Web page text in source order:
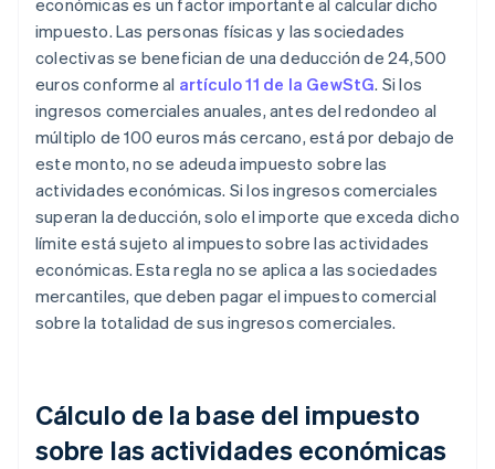
económicas es un factor importante al calcular dicho
impuesto. Las personas físicas y las sociedades
colectivas se benefician de una deducción de 24,500
euros conforme al artículo 11 de la GewStG. Si los
ingresos comerciales anuales, antes del redondeo al
múltiplo de 100 euros más cercano, está por debajo de
este monto, no se adeuda impuesto sobre las
actividades económicas. Si los ingresos comerciales
superan la deducción, solo el importe que exceda dicho
límite está sujeto al impuesto sobre las actividades
económicas. Esta regla no se aplica a las sociedades
mercantiles, que deben pagar el impuesto comercial
sobre la totalidad de sus ingresos comerciales.
Cálculo de la base del impuesto
sobre las actividades económicas